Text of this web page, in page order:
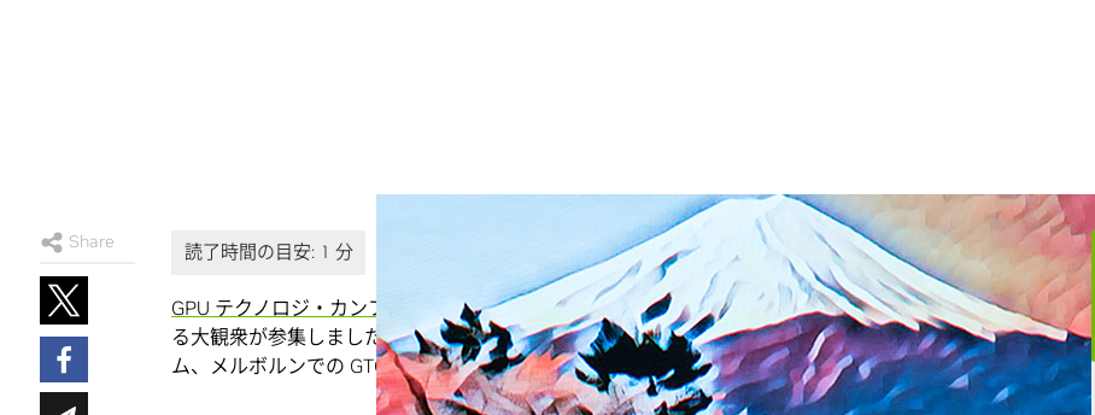
Share
GPU テクノロジ・カンファレンスが 5 都市目となるここ東京で先日開催されました。2,600 名を超え
る大観衆が参集しました。ここ数週間で開催され、いずれも満員となった北京、台湾、アムステルダ
ム、メルボルンでの GTC イベントに続くものです。